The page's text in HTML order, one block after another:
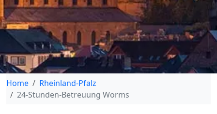
Home
Rheinland-Pfalz
24-Stunden-Betreuung Worms